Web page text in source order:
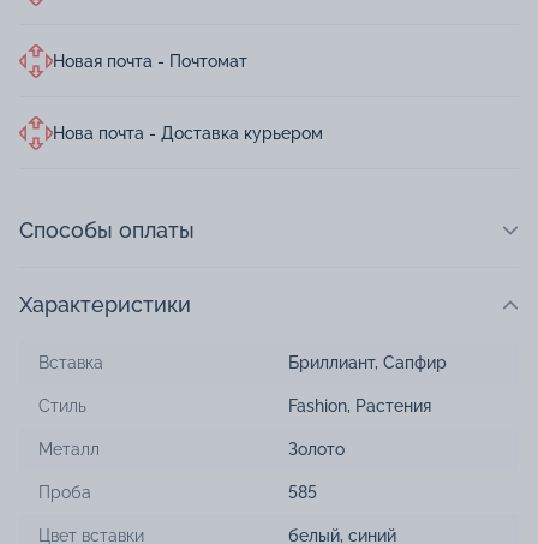
Новая почта - Почтомат
Нова почта - Доставка курьером
Способы оплаты
Характеристики
Вставка Бриллиант, Сапфир
Стиль Fashion, Растения
Металл Золото
Проба 585
Цвет вставки белый, синий